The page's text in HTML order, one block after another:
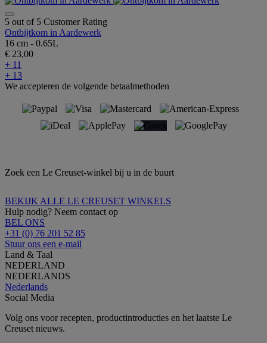
5 out of 5 Customer Rating
Ontbijtkom in Aardewerk
16 cm - 0.65L
€ 23,00
+ 11
+ 13
We accepteren de volgende betaalmethoden
Zoek een Le Creuset-winkel bij u in de buurt
BEKIJK ALLE LE CREUSET WINKELS
Hulp nodig? Neem contact op
BEL ONS
+31 (0) 76 201 52 85
Stuur ons een e-mail
Land & Taal
NEDERLAND
NEDERLANDS
Nederlands
Social Media
Volg ons voor recepten, productintroducties en het laatste Le
Creuset nieuws.